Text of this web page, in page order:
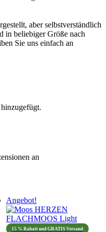
aber selbstverständlich
in beliebiger Größe nach
Sie uns einfach an
an
Angebot!
15 % Rabatt und GRATIS Versand